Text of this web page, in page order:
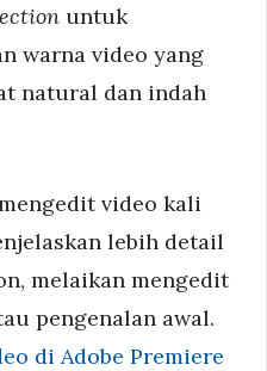
untuk
warna video yang
natural dan indah
video kali
lebih detail
melaikan mengedit
pengenalan awal.
di Adobe Premiere